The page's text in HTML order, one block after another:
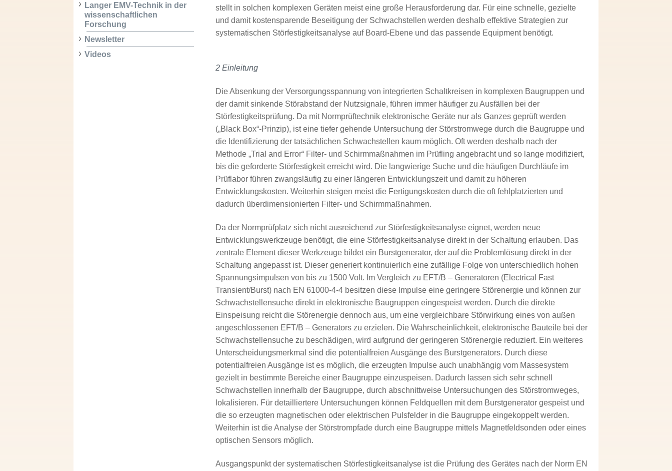
Langer EMV-Technik in der
wissenschaftlichen
Forschung
Newsletter
Videos
stellt in solchen komplexen Geräten meist eine große Herausforderung dar. Für eine schnelle, gezielte
und damit kostensparende Beseitigung der Schwachstellen werden deshalb effektive Strategien zur
systematischen Störfestigkeitsanalyse auf Board-Ebene und das passende Equipment benötigt.
2 Einleitung
Die Absenkung der Versorgungsspannung von integrierten Schaltkreisen in komplexen Baugruppen und
der damit sinkende Störabstand der Nutzsignale, führen immer häufiger zu Ausfällen bei der
Störfestigkeitsprüfung. Da mit Normprüftechnik elektronische Geräte nur als Ganzes geprüft werden
(„Black Box“-Prinzip), ist eine tiefer gehende Untersuchung der Störstromwege durch die Baugruppe und
die Identifizierung der tatsächlichen Schwachstellen kaum möglich. Oft werden deshalb nach der
Methode „Trial and Error“ Filter- und Schirmmaßnahmen im Prüfling angebracht und so lange modifiziert,
bis die geforderte Störfestigkeit erreicht wird. Die langwierige Suche und die häufigen Durchläufe im
Prüflabor führen zwangsläufig zu einer längeren Entwicklungszeit und damit zu höheren
Entwicklungskosten. Weiterhin steigen meist die Fertigungskosten durch die oft fehlplatzierten und
dadurch überdimensionierten Filter- und Schirmmaßnahmen.
Da der Normprüfplatz sich nicht ausreichend zur Störfestigkeitsanalyse eignet, werden neue
Entwicklungswerkzeuge benötigt, die eine Störfestigkeitsanalyse direkt in der Schaltung erlauben. Das
zentrale Element dieser Werkzeuge bildet ein Burstgenerator, der auf die Problemlösung direkt in der
Schaltung angepasst ist. Dieser generiert kontinuierlich eine zufällige Folge von unterschiedlich hohen
Spannungsimpulsen von bis zu 1500 Volt. Im Vergleich zu EFT/B – Generatoren (Electrical Fast
Transient/Burst) nach EN 61000-4-4 besitzen diese Impulse eine geringere Störenergie und können zur
Schwachstellensuche direkt in elektronische Baugruppen eingespeist werden. Durch die direkte
Einspeisung reicht die Störenergie dennoch aus, um eine vergleichbare Störwirkung eines von außen
angeschlossenen EFT/B – Generators zu erzielen. Die Wahrscheinlichkeit, elektronische Bauteile bei der
Schwachstellensuche zu beschädigen, wird aufgrund der geringeren Störenergie reduziert. Ein weiteres
Unterscheidungsmerkmal sind die potentialfreien Ausgänge des Burstgenerators. Durch diese
potentialfreien Ausgänge ist es möglich, die erzeugten Impulse auch unabhängig vom Massesystem
gezielt in bestimmte Bereiche einer Baugruppe einzuspeisen. Dadurch lassen sich sehr schnell
Schwachstellen innerhalb der Baugruppe, durch abschnittweise Untersuchungen des Störstromweges,
lokalisieren. Für detailliertere Untersuchungen können Feldquellen mit dem Burstgenerator gespeist und
die so erzeugten magnetischen oder elektrischen Pulsfelder in die Baugruppe eingekoppelt werden.
Weiterhin ist die Analyse der Störstrompfade durch eine Baugruppe mittels Magnetfeldsonden oder eines
optischen Sensors möglich.
Ausgangspunkt der systematischen Störfestigkeitsanalyse ist die Prüfung des Gerätes nach der Norm EN